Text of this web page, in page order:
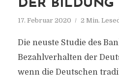
DER BILDUNG
17. Februar 2020 2 Min.
Die neuste Studie des
Bezahlverhalten der
wenn die Deutschen